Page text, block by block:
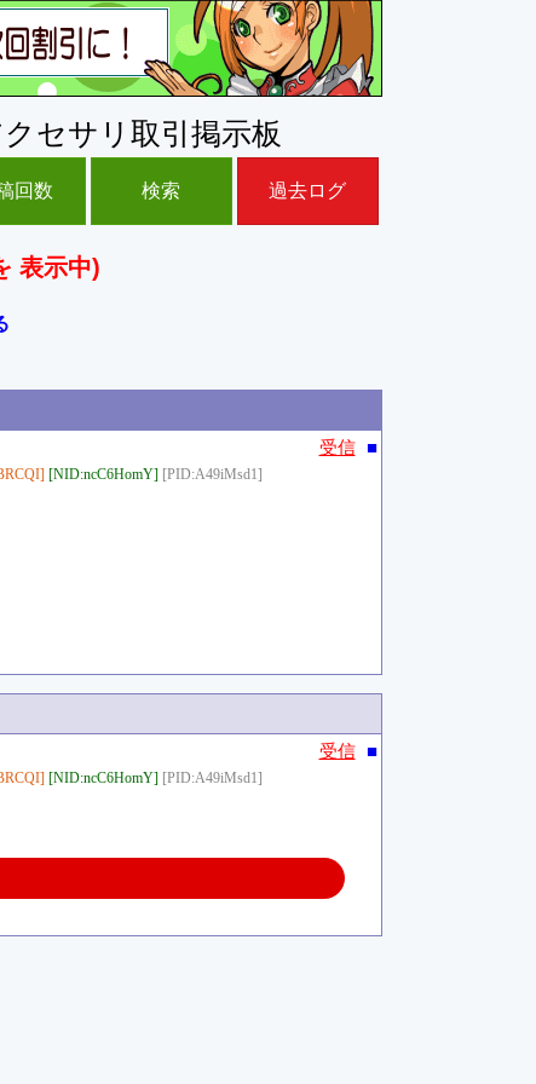
セサリ取引掲示板
回数 検索 過去ログ
表示中)
受信 ■
[NID:ncC6HomY] [PID:A49iMsd1]
受信 ■
[NID:ncC6HomY] [PID:A49iMsd1]